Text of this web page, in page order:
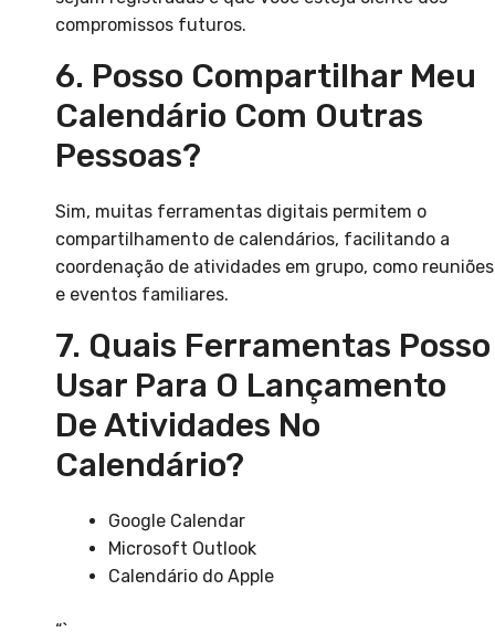
compromissos futuros.
6. Posso Compartilhar Meu
Calendário Com Outras
Pessoas?
Sim, muitas ferramentas digitais permitem o
compartilhamento de calendários, facilitando a
coordenação de atividades em grupo, como reuniões
e eventos familiares.
7. Quais Ferramentas Posso
Usar Para O Lançamento
De Atividades No
Calendário?
Google Calendar
Microsoft Outlook
Calendário do Apple
“`